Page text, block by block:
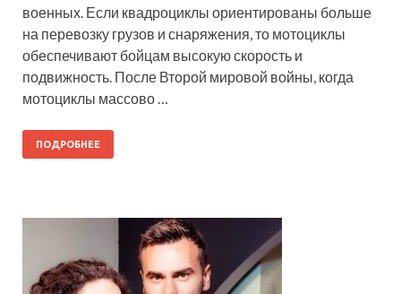
военных. Если квадроциклы ориентированы больше
на перевозку грузов и снаряжения, то мотоциклы
обеспечивают бойцам высокую скорость и
подвижность. После Второй мировой войны, когда
мотоциклы массово …
ПОДРОБНЕЕ